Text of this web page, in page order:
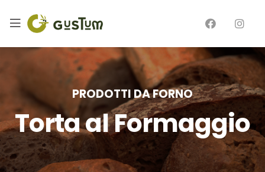
PRODOTTI DA FORNO
Torta al Formaggio